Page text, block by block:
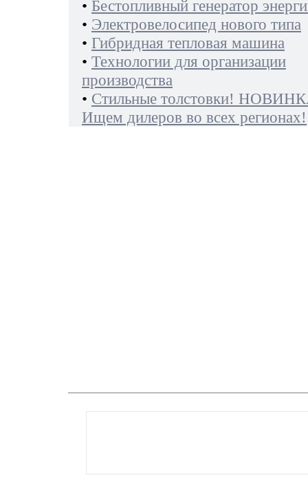
• Бестопливный генератор
• Электровелосипед нового типа
• Гибридная тепловая машина
• Технологии для организации
производства
• Стильные толстовки!
Ищем дилеров во всех регионах!